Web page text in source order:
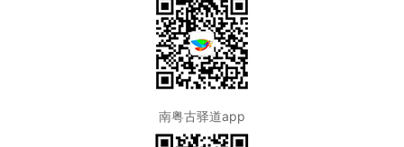
南粤古驿道app